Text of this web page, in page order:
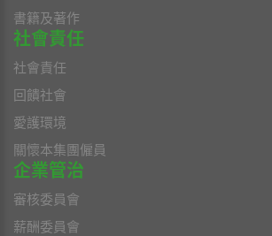
書籍及著作
社會責任
社會責任
回饋社會
愛護環境
關懷本集團僱員
企業管治
審核委員會
薪酬委員會